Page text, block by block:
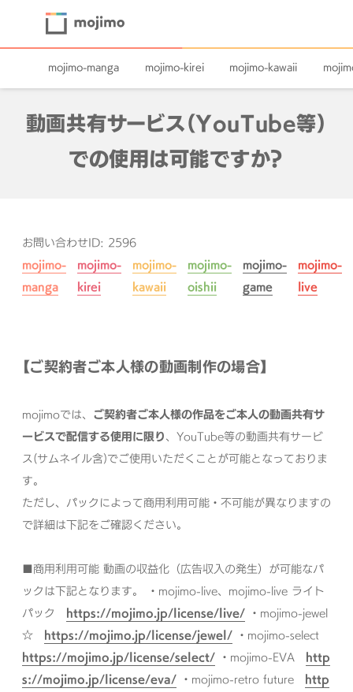
mojimo-manga mojimo-kirei mojimo-kawaii
動画共有サービス（YouTube等）
での使用は可能ですか？
お問い合わせID: 2596
mojimo-
manga
mojimo-
kirei
mojimo-
kawaii
mojimo-
oishii
mojimo-
game
mojimo-
live
【ご契約者ご本人様の動画制作の場合】
mojimoでは、 ご契約者ご本人様の作品をご本人の動画共有サ
ービスで配信する使用に限り、 YouTube等の動画共有サービ
ス(サムネイル含)でご使用いただくことが可能となっておりま
す。
ただし、パックによって商用利用可能・不可能が異なりますの
で詳細は下記をご確認ください。
■商用利用可能 動画の収益化（広告収入の発生）が可能なパ
ックは下記となります。
・mojimo-live、mojimo-live ライト
パック https://mojimo.jp/license/live/ ・mojimo-jewel
☆ https://mojimo.jp/license/jewel/ ・mojimo-select
https://mojimo.jp/license/select/ ・mojimo-EVA http
s://mojimo.jp/license/eva/ ・mojimo-retro future http